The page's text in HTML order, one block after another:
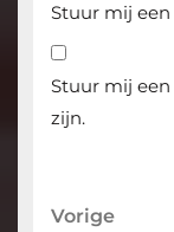
Stuur mij een
Stuur mij
zijn.
Vorige
Vorige